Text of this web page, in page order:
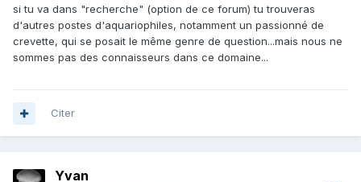
si tu va dans "recherche" (option de ce forum) tu trouveras
d'autres postes d'aquariophiles, notamment un passionné de
crevette, qui se posait le même genre de question...mais nous ne
sommes pas des connaisseurs dans ce domaine...
Citer
Yvan